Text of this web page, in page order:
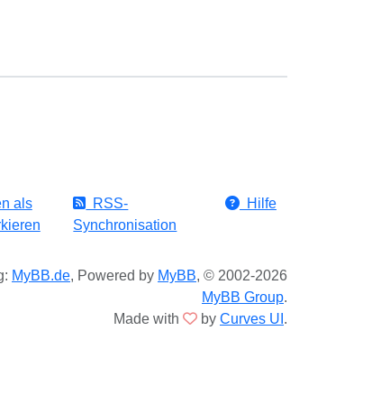
als
RSS-
Synchronisation
Hilfe
MyBB.de, Powered by MyBB, © 2002-2026
MyBB Group.
Made with
by Curves UI .